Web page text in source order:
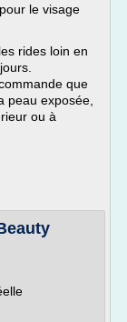
le visage
rides loin en
que
peau exposée,
ou à